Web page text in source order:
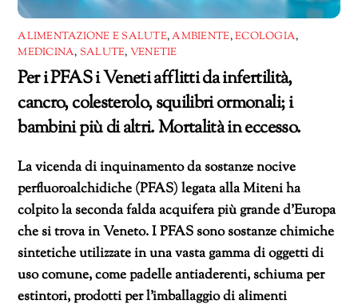
ALIMENTAZIONE E SALUTE,AMBIENTE,ECOLOGIA,
MEDICINA, SALUTE, VENETIE
Per i PFAS i Veneti afflitti da infertilità,
cancro, colesterolo, squilibri ormonali; i
bambini più di altri. Mortalità in eccesso.
La vicenda di inquinamento da sostanze nocive
perfluoroalchidiche (PFAS) legata alla Miteni ha
colpito la seconda falda acquifera più grande d’Europa
che si trova in Veneto. I PFAS sono sostanze chimiche
sintetiche utilizzate in una vasta gamma di oggetti di
uso comune, come padelle antiaderenti, schiuma per
estintori, prodotti per l’imballaggio di alimenti